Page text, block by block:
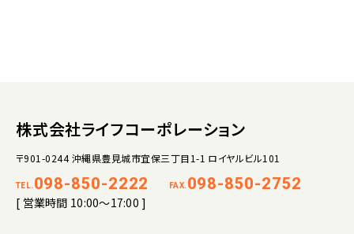
株式会社ライフコーポレーション
〒901-0244 沖縄県豊見城市宜保三丁目1-1 ロイヤルビル101
TEL. 098-850-2222 FAX. 098-850-2752
[ 営業時間 10:00～17:00 ]